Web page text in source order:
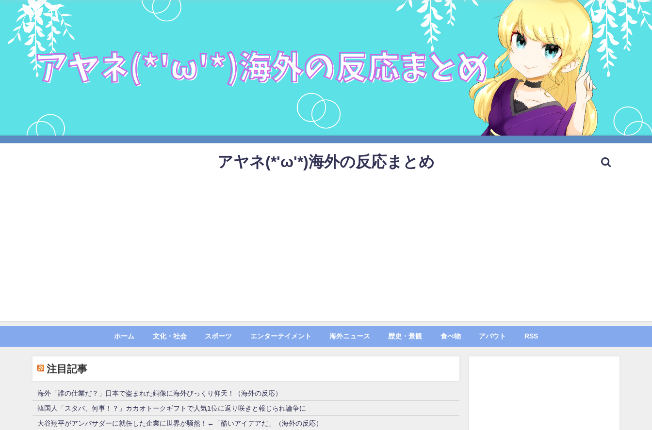
アヤネ(*'ω'*)海外の反応まとめ
ホーム 文化・社会 スポーツ エンターテイメント 海外ニュース 歴史・景観 食べ物 アバウト RSS
注目記事
海外「誰の仕業だ？」日本で盗まれた銅像に海外びっくり仰天！（海外の反応）
韓国人「スタバ、何事！？」カカオトークギフトで人気1位に返り咲きと報じられ論争に
大谷翔平がアンバサダーに就任した企業に世界が騒然！←「酷いアイデアだ」（海外の反応）